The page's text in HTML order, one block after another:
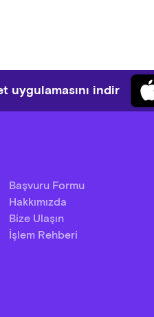
uygulamasını indir
Başvuru Formu
Hakkımızda
Bize Ulaşın
İşlem Rehberi